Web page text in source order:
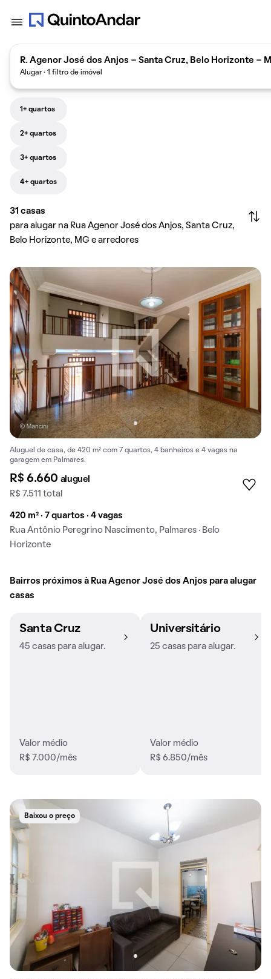
R. Agenor José dos Anjos - Santa Cruz, Belo Horizonte -
Alugar · 1 filtro de imóvel
1+ quartos
2+ quartos
3+ quartos
4+ quartos
31 casas
para alugar na Rua Agenor José dos Anjos, Santa Cruz,
Belo Horizonte, MG e arredores
Aluguel de casa, de 420 m² com 7 quartos, 4 banheiros e 4 vagas na
garagem em Palmares.
R$ 6.660 aluguel
R$ 7.511 total
420 m² · 7 quartos · 4 vagas
Rua Antônio Peregrino Nascimento, Palmares · Belo
Horizonte
Bairros próximos à Rua Agenor José dos Anjos para alugar
casas
Santa Cruz
45 casas para alugar.
Valor médio
R$ 7.000/mês
Universitário
25 casas para alugar.
Valor médio
R$ 6.850/mês
Baixou o preço